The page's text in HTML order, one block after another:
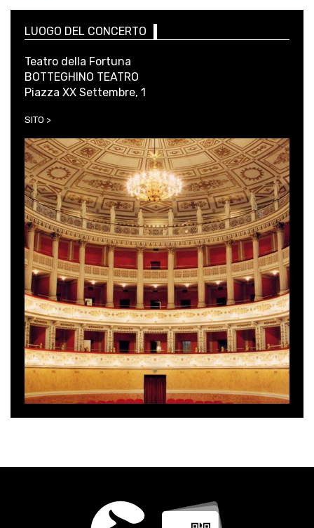
LUOGO DEL CONCERTO
Teatro della Fortuna
BOTTEGHINO TEATRO
Piazza XX Settembre, 1
SITO >